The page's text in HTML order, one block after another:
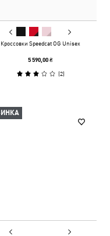
Кроссовки Speedcat OG Unisex
5 590,00 ₴
(2)